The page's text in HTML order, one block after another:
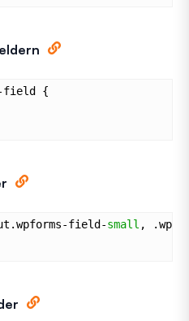
field {
field-small ,